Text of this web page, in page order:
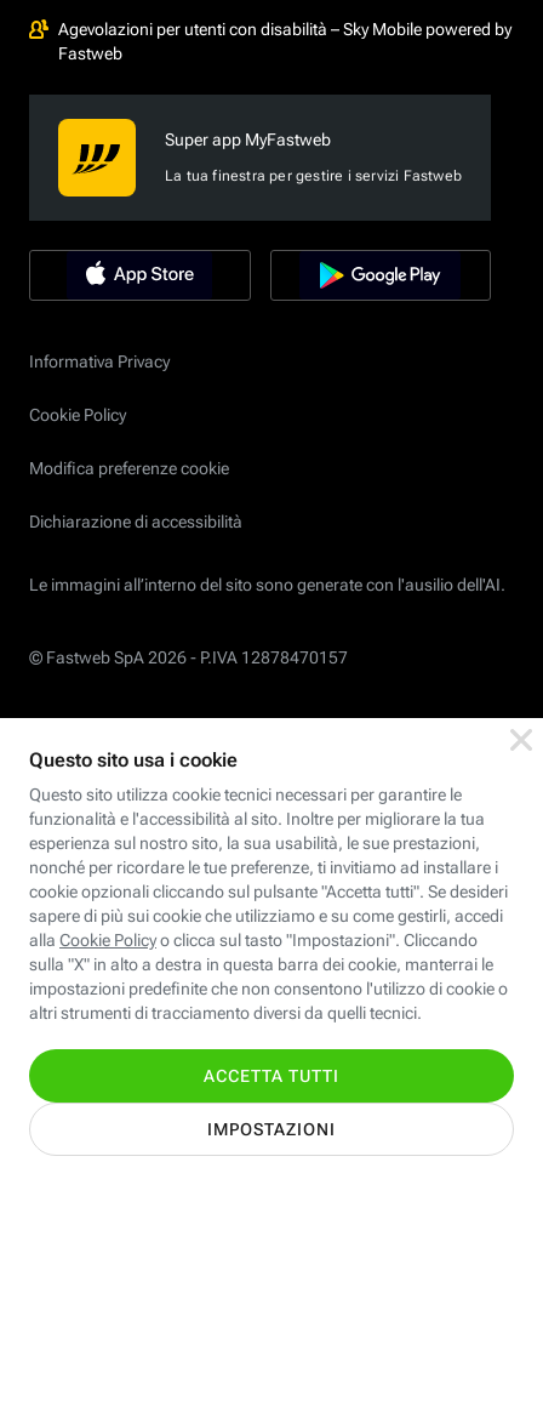
Agevolazioni per utenti con disabilità – Sky Mobile powered by
Fastweb
Super app MyFastweb
La tua finestra per gestire i servizi Fastweb
Informativa Privacy
Cookie Policy
Modifica preferenze cookie
Dichiarazione di accessibilità
Le immagini all’interno del sito sono generate con l'ausilio dell'AI.
© Fastweb SpA 2026 - P.IVA 12878470157